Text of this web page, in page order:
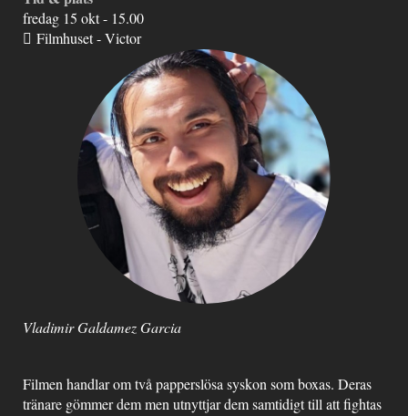
fredag 15 okt - 15.00
Filmhuset - Victor
Vladimir Galdamez Garcia
Filmen handlar om två papperslösa syskon som boxas. Deras
tränare gömmer dem men utnyttjar dem samtidigt till att fightas